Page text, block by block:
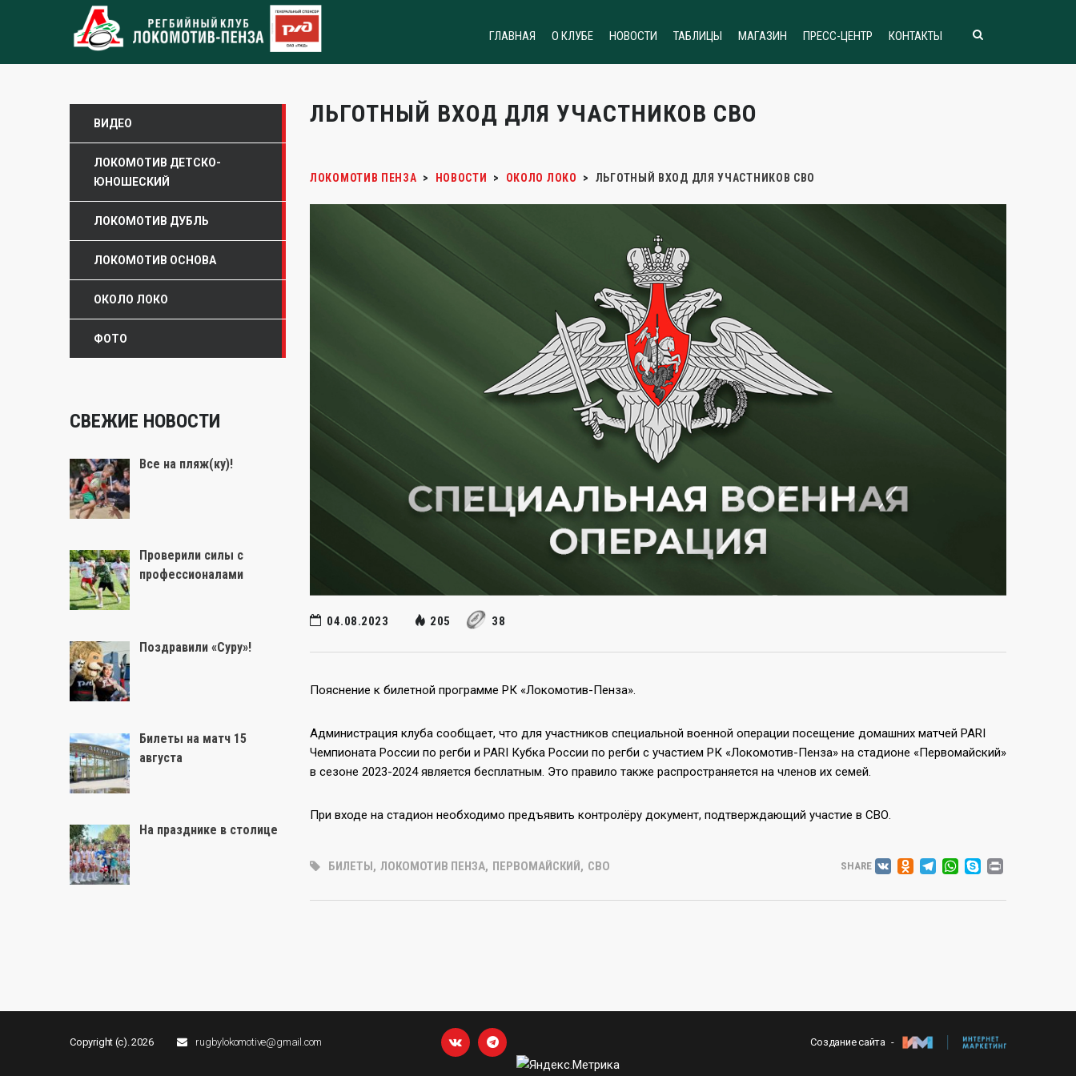
ГЛАВНАЯ О КЛУБЕ НОВОСТИ ТАБЛИЦЫ МАГАЗИН ПРЕСС-ЦЕНТР КОНТАКТЫ
ЛЬГОТНЫЙ ВХОД ДЛЯ УЧАСТНИКОВ СВО
ЛОКОМОТИВ ПЕНЗА > НОВОСТИ > ОКОЛО ЛОКО > ЛЬГОТНЫЙ ВХОД ДЛЯ УЧАСТНИКОВ СВО
04.08.2023 205 38
Пояснение к билетной программе РК «Локомотив-Пенза».
Администрация клуба сообщает, что для участников специальной военной операции посещение домашних матчей PARI
Чемпионата России по регби и PARI Кубка России по регби с участием РК «Локомотив-Пенза» на стадионе «Первомайский»
в сезоне 2023-2024 является бесплатным. Это правило также распространяется на членов их семей.
При входе на стадион необходимо предъявить контролёру документ, подтверждающий участие в СВО.
БИЛЕТЫ, ЛОКОМОТИВ ПЕНЗА, ПЕРВОМАЙСКИЙ, СВО SHARE VK TELEGRAM
SKYPE
ВИДЕО
ЛОКОМОТИВ ДЕТСКО-
ЮНОШЕСКИЙ
ЛОКОМОТИВ ДУБЛЬ
ЛОКОМОТИВ ОСНОВА
ОКОЛО ЛОКО
ФОТО
СВЕЖИЕ НОВОСТИ
Все на пляж(ку)!
Проверили силы с
профессионалами
Поздравили «Суру»!
Билеты на матч 15
августа
На празднике в столице
Copyright (c). 2026 rugbylokomotive@gmail.com Создание сайта -